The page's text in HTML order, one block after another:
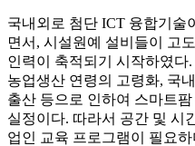
국내외로 첨단 ICT 융합기술
면서, 시설원예 설비들이 고
인력이 축적되기 시작하였다
농업생산 연령의 고령화, 국
출산 등으로 인하여 스마트
실정이다. 따라서 공간 및 시
업인 교육 프로그램이 필요